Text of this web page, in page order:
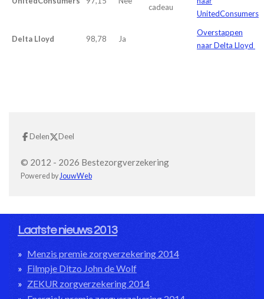
cadeau
UnitedConsumers
Delta Lloyd 98,78 Ja
Overstappen
naar Delta Lloyd
Delen Deel
© 2012 - 2026 Bestezorgverzekering
Powered by JouwWeb
Laatste nieuws 2013
Menzis premie zorgverzekering 2014
Filmpje Ditzo John de Wolf
ZEKUR zorgverzekering 2014